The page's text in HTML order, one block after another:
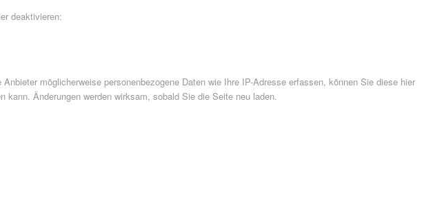
deaktivieren:
möglicherweise personenbezogene Daten wie Ihre IP-Adresse erfassen, können Sie diese hier
Änderungen werden wirksam, sobald Sie die Seite neu laden.